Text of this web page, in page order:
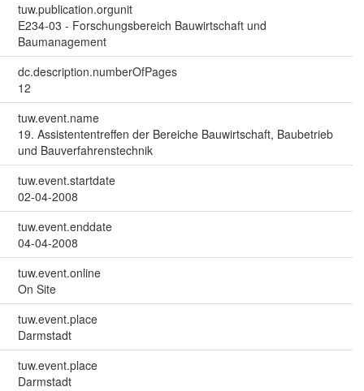
tuw.publication.orgunit
E234-03 - Forschungsbereich Bauwirtschaft und
Baumanagement
dc.description.numberOfPages
12
tuw.event.name
19. Assistententreffen der Bereiche Bauwirtschaft, Baubetrieb
und Bauverfahrenstechnik
tuw.event.startdate
02-04-2008
tuw.event.enddate
04-04-2008
tuw.event.online
On Site
tuw.event.place
Darmstadt
tuw.event.place
Darmstadt